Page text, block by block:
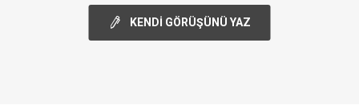
KENDI GÖRÜŞÜNÜ YAZ